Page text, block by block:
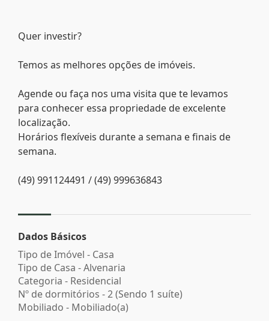
Quer investir?
Temos as melhores opções de imóveis.
Agende ou faça nos uma visita que te levamos
para conhecer essa propriedade de excelente
localização.
Horários flexíveis durante a semana e finais de
semana.
(49) 991124491 / (49) 999636843
Dados Básicos
Tipo de Imóvel - Casa
Tipo de Casa - Alvenaria
Categoria - Residencial
Nº de dormitórios - 2 (Sendo 1 suíte)
Mobiliado - Mobiliado(a)